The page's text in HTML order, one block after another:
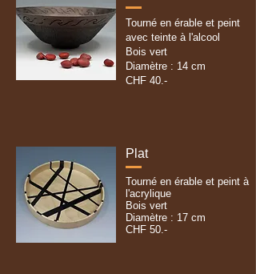
Tourné en érable et peint
avec teinte à l'alcool
Bois vert
Diamètre : 14 cm
CHF 40.-
Plat
Tourné en érable et peint à
l'acrylique
Bois vert
Diamètre : 17 cm
CHF 50.-